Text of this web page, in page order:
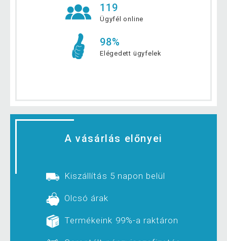
119
Ügyfél online
98%
Elégedett ügyfelek
A vásárlás előnyei
Kiszállítás 5 napon belül
Olcsó árak
Termékeink 99%-a raktáron